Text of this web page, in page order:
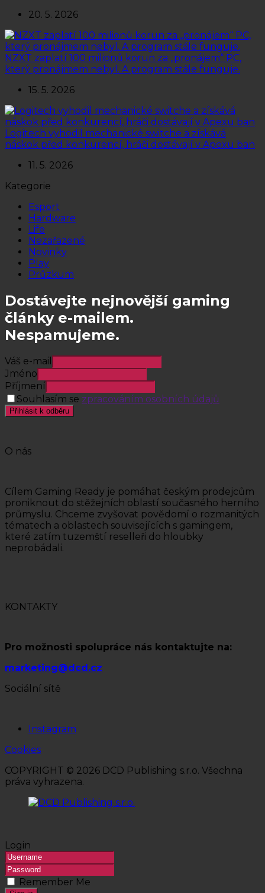
20. 5. 2026
NZXT zaplatí 100 milionů korun za „pronájem“ PC,
který pronájmem nebyl. A program stále funguje.
15. 5. 2026
Logitech vyhodil mechanické switche a získává
náskok před konkurencí, hráči dostávají v Apexu ban
11. 5. 2026
Kategorie
Esport
Hardware
Life
Nezařazené
Novinky
Play
Průzkum
Dostávejte nejnovější gaming
články e-mailem.
Nespamujeme.
Váš e-mail
Jméno
Příjmení
Souhlasím se zpracováním osobních údajů
Přihlásit k odběru
O nás
Cílem Gaming Ready je pomáhat českým prodejcům
proniknout do stěžejních oblastí současného herního
průmyslu. Chceme zvyšovat povědomí o rozmanitých
tématech a oblastech souvisejících s gamingem,
které zatím tuzemští reselleři do hloubky
neprobádali.
KONTAKTY
Pro možnosti spolupráce nás kontaktujte na:
marketing@dcd.cz
Sociální sítě
Instagram
Cookies
COPYRIGHT © 2026 DCD Publishing s.r.o. Všechna
práva vyhrazena.
Login
Remember Me